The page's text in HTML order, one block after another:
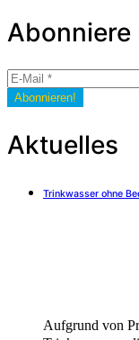
Abonniere
Aktuelles
Trinkwasser ohne
Aufgrund von